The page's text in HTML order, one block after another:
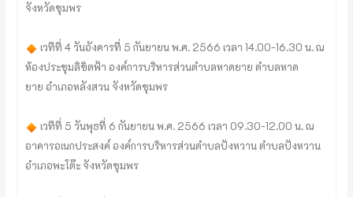
จังหวัดชุมพร
เวทีที่ 4 วันอังคารที่ 5 กันยายน พ.ศ. 2566 เวลา 14.00-16.30 น. ณ
ห้องประชุมลิขิตฟ้า องค์การบริหารส่วนตำบลหาดยาย ตำบลหาด
ยาย อำเภอหลังสวน จังหวัดชุมพร
เวทีที่ 5 วันพุธที่ 6 กันยายน พ.ศ. 2566 เวลา 09.30-12.00 น. ณ
อาคารอเนกประสงค์ องค์การบริหารส่วนตำบลปังหวาน ตำบลปังหวาน
อำเภอพะโต๊ะ จังหวัดชุมพร